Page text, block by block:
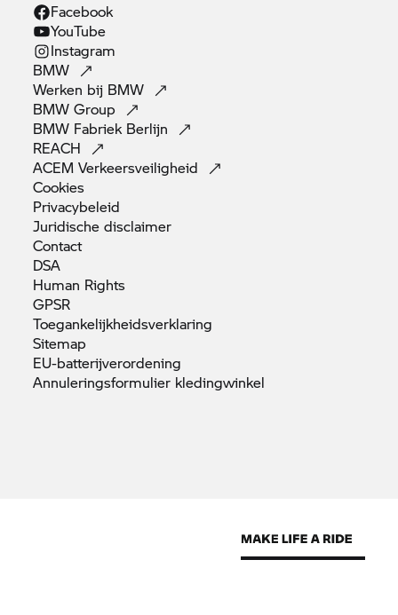
Facebook
YouTube
Instagram
BMW
Werken bij BMW
BMWGroup
BMW Fabriek Berlijn
REACH
ACEMVerkeersveiligheid
Cookies
Privacybeleid
Juridischedisclaimer
Contact
DSA
Human Rights
GPSR
Toegankelijkheidsverklaring
Sitemap
EU-batterijverordening
Annuleringsformulier kledingwinkel